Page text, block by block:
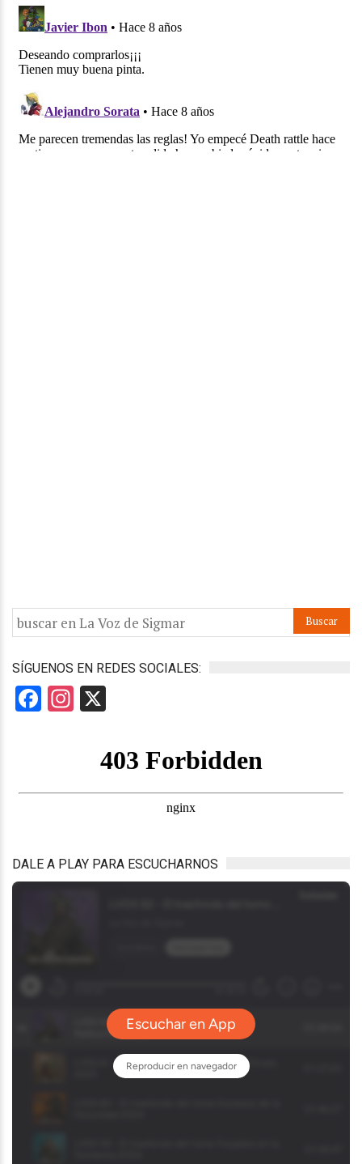
SÍGUENOS EN REDES SOCIALES:
Facebook
Instagram
DALE A PLAY PARA ESCUCHARNOS